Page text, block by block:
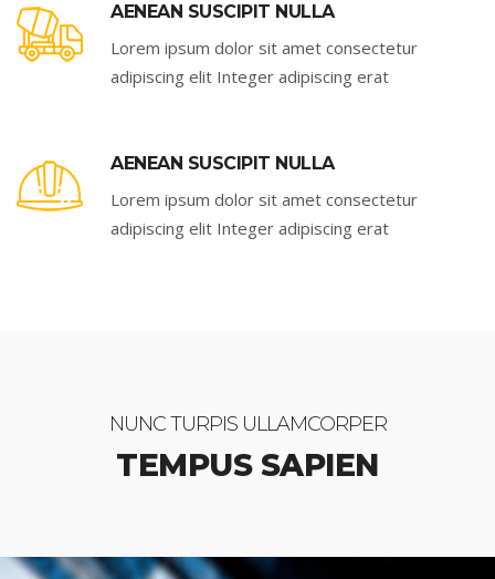
AENEAN SUSCIPIT NULLA
Lorem ipsum dolor sit amet consectetur
adipiscing elit Integer adipiscing erat
AENEAN SUSCIPIT NULLA
Lorem ipsum dolor sit amet consectetur
adipiscing elit Integer adipiscing erat
NUNC TURPIS ULLAMCORPER
TEMPUS SAPIEN